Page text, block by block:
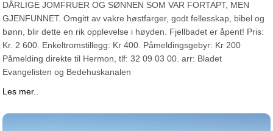
DÅRLIGE JOMFRUER OG SØNNEN SOM VAR FORTAPT, MEN
GJENFUNNET. Omgitt av vakre høstfarger, godt fellesskap, bibel og
bønn, blir dette en rik opplevelse i høyden. Fjellbadet er åpent! Pris:
Kr. 2 600. Enkeltromstillegg: Kr 400. Påmeldingsgebyr: Kr 200
Påmelding direkte til Hermon, tlf: 32 09 03 00. arr: Bladet
Evangelisten og Bedehuskanalen
Les mer..